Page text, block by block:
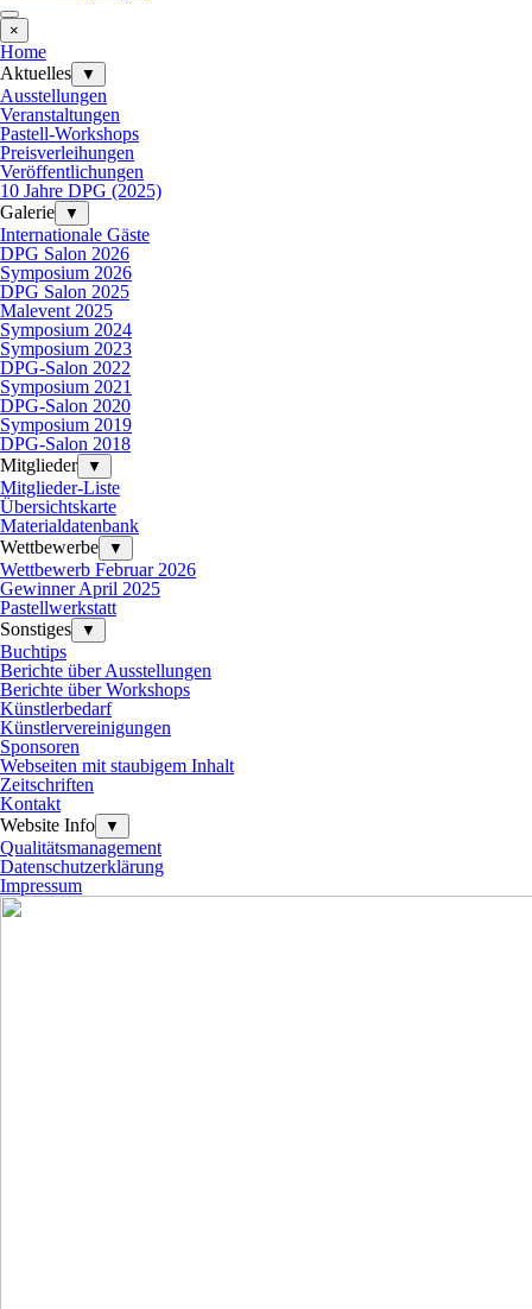
×
Home
Aktuelles
▼
Ausstellungen
Veranstaltungen
Pastell-Workshops
Preisverleihungen
Veröffentlichungen
10 Jahre DPG (2025)
Galerie
▼
Internationale Gäste
DPG Salon 2026
Symposium 2026
DPG Salon 2025
Malevent 2025
Symposium 2024
Symposium 2023
DPG-Salon 2022
Symposium 2021
DPG-Salon 2020
Symposium 2019
DPG-Salon 2018
Mitglieder
▼
Mitglieder-Liste
Übersichtskarte
Materialdatenbank
Wettbewerbe
▼
Wettbewerb Februar 2026
Gewinner April 2025
Pastellwerkstatt
Sonstiges
▼
Buchtips
Berichte über Ausstellungen
Berichte über Workshops
Künstlerbedarf
Künstlervereinigungen
Sponsoren
Webseiten mit staubigem Inhalt
Zeitschriften
Kontakt
Website Info
▼
Qualitätsmanagement
Datenschutzerklärung
Impressum